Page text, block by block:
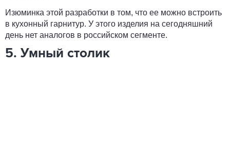
Изюминка этой разработки в том, что ее можно встроить
в кухонный гарнитур. У этого изделия на сегодняшний
день нет аналогов в российском сегменте.
5. Умный столик